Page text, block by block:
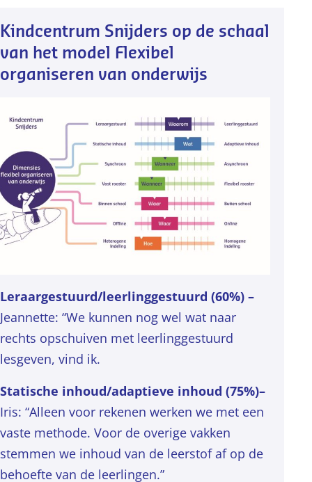
Kindcentrum Snijders op de schaal
van het model Flexibel
organiseren van onderwijs
Leraargestuurd/leerlinggestuurd (60%) –
Jeannette: “We kunnen nog wel wat naar
rechts opschuiven met leerlinggestuurd
lesgeven, vind ik.
Statische inhoud/adaptieve inhoud (75%)–
Iris: “Alleen voor rekenen werken we met een
vaste methode. Voor de overige vakken
stemmen we inhoud van de leerstof af op de
behoefte van de leerlingen.”